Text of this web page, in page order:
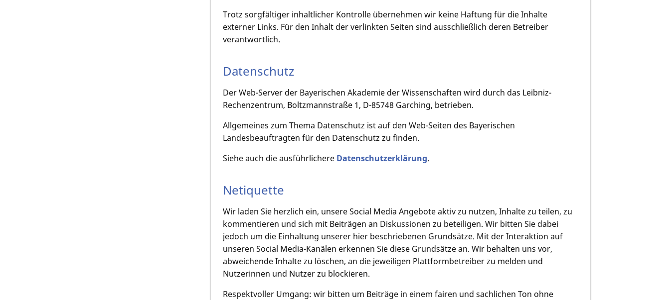
Trotz sorgfältiger inhaltlicher Kontrolle übernehmen wir keine Haftung für die Inhalte
externer Links. Für den Inhalt der verlinkten Seiten sind ausschließlich deren Betreiber
verantwortlich.
Datenschutz
Der Web-Server der Bayerischen Akademie der Wissenschaften wird durch das Leibniz-
Rechenzentrum, Boltzmannstraße 1, D-85748 Garching, betrieben.
Allgemeines zum Thema Datenschutz ist auf den Web-Seiten des Bayerischen
Landesbeauftragten für den Datenschutz zu finden.
Siehe auch die ausführlichere Datenschutzerklärung.
Netiquette
Wir laden Sie herzlich ein, unsere Social Media Angebote aktiv zu nutzen, Inhalte zu teilen, zu
kommentieren und sich mit Beiträgen an Diskussionen zu beteiligen. Wir bitten Sie dabei
jedoch um die Einhaltung unserer hier beschriebenen Grundsätze. Mit der Interaktion auf
unseren Social Media-Kanälen erkennen Sie diese Grundsätze an. Wir behalten uns vor,
abweichende Inhalte zu löschen, an die jeweiligen Plattformbetreiber zu melden und
Nutzerinnen und Nutzer zu blockieren.
Respektvoller Umgang: wir bitten um Beiträge in einem fairen und sachlichen Ton ohne